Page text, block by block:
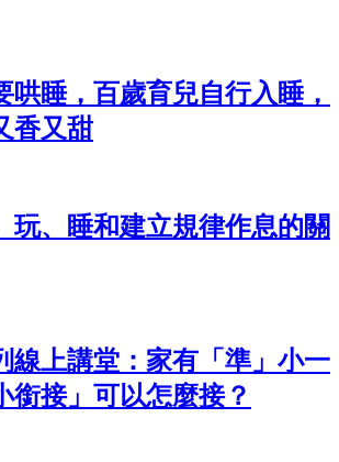
哄睡，百歲育兒自行入睡，
香又甜
玩、睡和建立規律作息的關
線上講堂：家有「準」小一
銜接」可以怎麼接？